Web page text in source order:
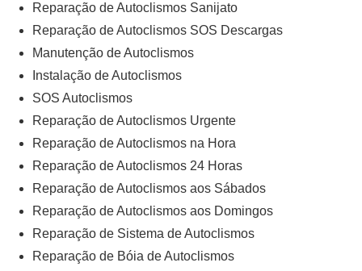
Reparação de Autoclismos Sanijato
Reparação de Autoclismos SOS Descargas
Manutenção de Autoclismos
Instalação de Autoclismos
SOS Autoclismos
Reparação de Autoclismos Urgente
Reparação de Autoclismos na Hora
Reparação de Autoclismos 24 Horas
Reparação de Autoclismos aos Sábados
Reparação de Autoclismos aos Domingos
Reparação de Sistema de Autoclismos
Reparação de Bóia de Autoclismos